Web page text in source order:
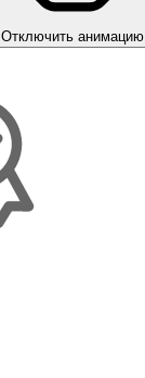
Отключить анимацию